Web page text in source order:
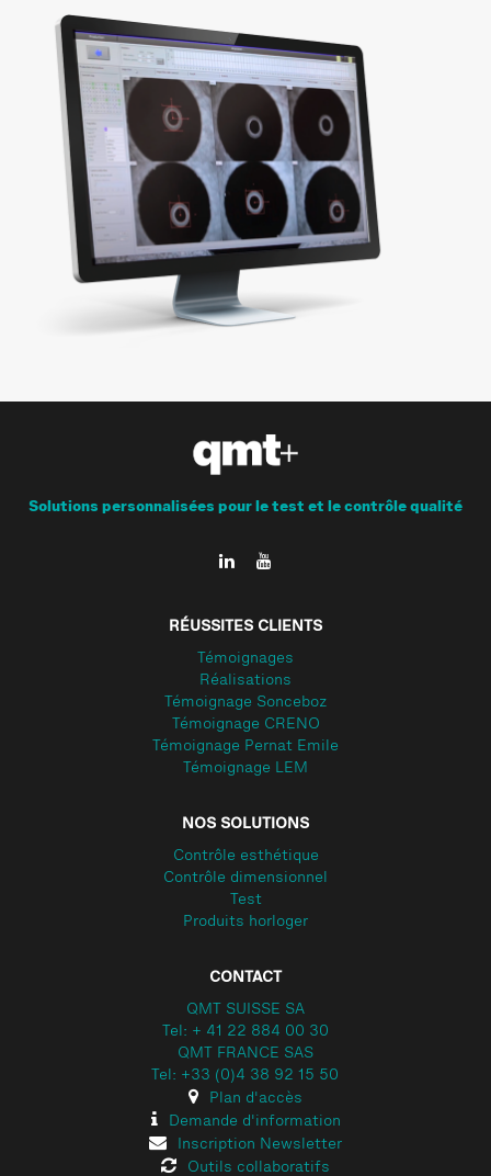
Solutions personnalisées pour le test et le contrôle qualité
RÉUSSITES CLIENTS
Témoignages
Réalisations
Témoignage Sonceboz
Témoignage CRENO
Témoignage Pernat Emile
Témoignage LEM
NOS SOLUTIONS
Contrôle esthétique
Contrôle dimensionnel
Test
Produits horloger
CONTACT
QMT SUISSE SA
Tel: + 41 22 884 00 30
QMT FRANCE SAS
Tel: +33 (0)4 38 92 15 50
Plan d'accès
Demande d'information
Inscription Newsletter
Outils collaboratifs